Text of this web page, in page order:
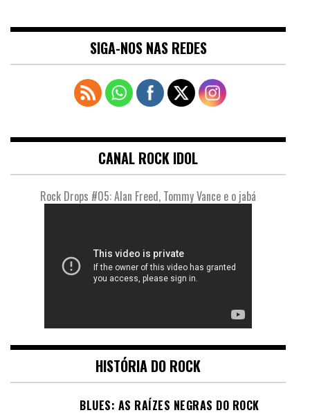
SIGA-NOS NAS REDES
CANAL ROCK IDOL
Rock Drops #05: Alan Freed, Tommy Vance e o jabá
HISTÓRIA DO ROCK
BLUES: AS RAÍZES NEGRAS DO ROCK